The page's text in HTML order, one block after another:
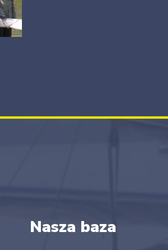
Nasza baza